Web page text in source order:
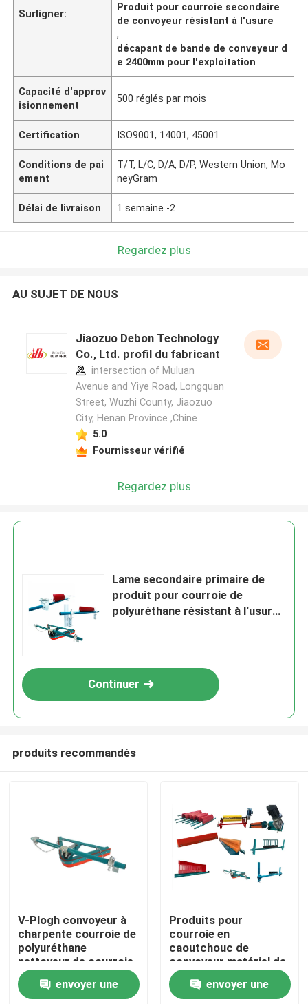
Aperçu
Produits
Vidéos
Surligner:
Produit pour courroie secondaire
de convoyeur résistant à l'usure
,
décapant de bande de conveyeur d
e 2400mm pour l'exploitation
Capacité d'approv
isionnement
500 réglés par mois
Certification ISO9001, 14001, 45001
Conditions de pai
ement
T/T, L/C, D/A, D/P, Western Union, Mo
neyGram
Délai de livraison 1 semaine -2
Regardez plus
AU SUJET DE NOUS
Jiaozuo Debon Technology
Co., Ltd. profil du fabricant
intersection of Muluan
Avenue and Yiye Road, Longquan
Street, Wuzhi County, Jiaozuo
City, Henan Province ,Chine
5.0
Fournisseur vérifié
Regardez plus
Lame secondaire primaire de
produit pour courroie de
polyuréthane résistant à l'usure
Continuer
produits recommandés
V-Plogh convoyeur à
charpente courroie de
polyuréthane
nettoyeur de courroie
de retour
envoyer une
Produits pour
courroie en
caoutchouc de
convoyeur matériel de
polyuréthane pour
l'exploitationenvoyer une